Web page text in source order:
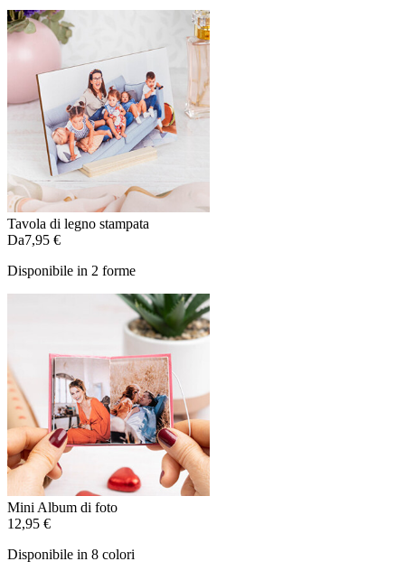
Tavola di legno stampata
Da7,95 €
Disponibile in 2 forme
Mini Album di foto
12,95 €
Disponibile in 8 colori